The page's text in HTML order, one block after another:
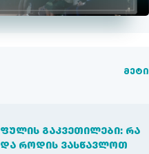
მეტი
ᲤᲣᲚᲘᲡ ᲒᲐᲙᲕᲔᲗᲘᲚᲔᲑᲘ: ᲠᲐ
ᲓᲐ ᲠᲝᲓᲘᲡ ᲕᲐᲡᲬᲐᲕᲚᲝᲗ